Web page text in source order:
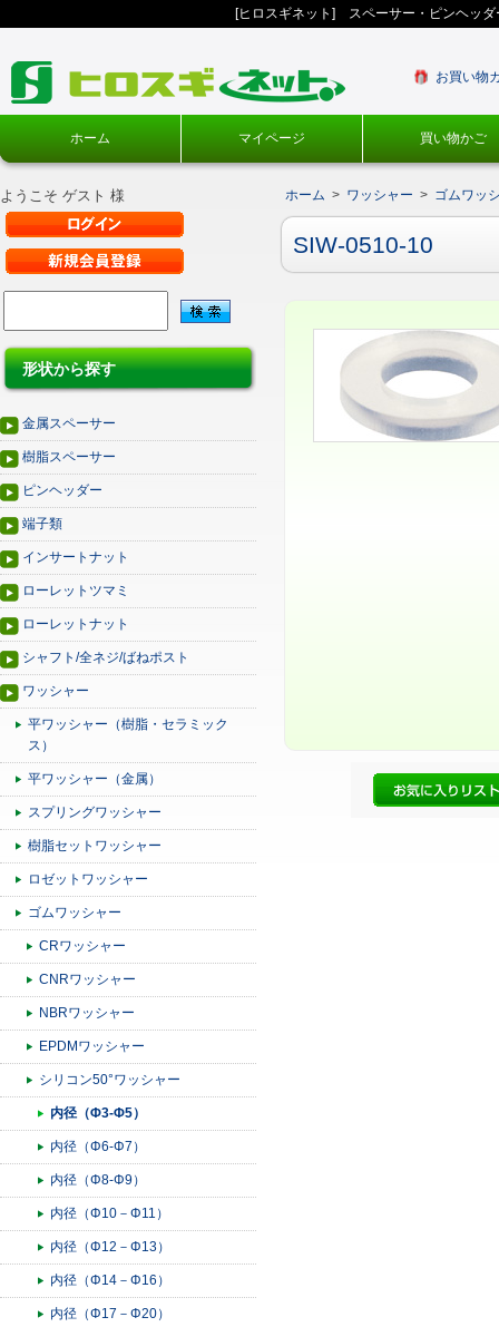
[ヒロスギネット] スペーサー・ピンヘッ
お買い物
ホーム マイページ 買い物かご
ようこそ ゲスト 様
形状から探す
金属スペーサー
樹脂スペーサー
ピンヘッダー
端子類
インサートナット
ローレットツマミ
ローレットナット
シャフト/全ネジ/ばねポスト
ワッシャー
平ワッシャー（樹脂・セラミック
ス）
平ワッシャー（金属）
スプリングワッシャー
樹脂セットワッシャー
ロゼットワッシャー
ゴムワッシャー
CRワッシャー
CNRワッシャー
NBRワッシャー
EPDMワッシャー
シリコン50°ワッシャー
内径（Φ3-Φ5）
内径（Φ6-Φ7）
内径（Φ8-Φ9）
内径（Φ10－Φ11）
内径（Φ12－Φ13）
内径（Φ14－Φ16）
内径（Φ17－Φ20）
ホーム > ワッシャー > ゴムワッ
SIW-0510-10